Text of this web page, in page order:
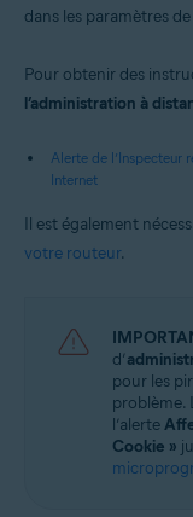
dans les paramètres
Pour obtenir des
l’administration à
Alerte de l’Inspecteur
Internet
Il est également
votre routeur.
d’
pour les
problème.
l’alerte
Cookie »